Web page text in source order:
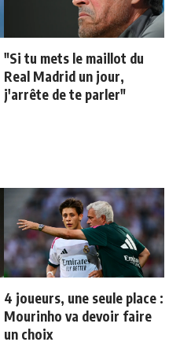
"Si tu mets le maillot du
Real Madrid un jour,
j'arrête de te parler"
4 joueurs, une seule place :
Mourinho va devoir faire
un choix